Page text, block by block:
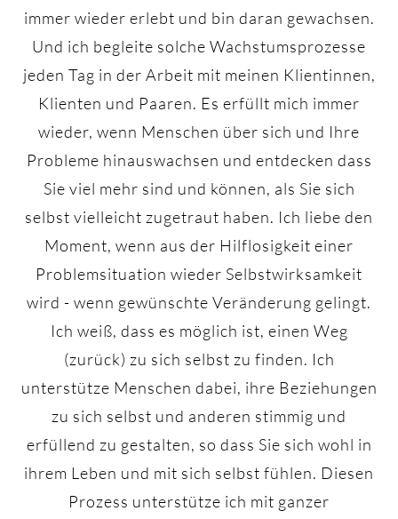
immer wieder erlebt und bin daran gewachsen.
Und ich begleite solche Wachstumsprozesse
jeden Tag in der Arbeit mit meinen Klientinnen,
Klienten und Paaren. Es erfüllt mich immer
wieder, wenn Menschen über sich und Ihre
Probleme hinauswachsen und entdecken dass
Sie viel mehr sind und können, als Sie sich
selbst vielleicht zugetraut haben. Ich liebe den
Moment, wenn aus der Hilflosigkeit einer
Problemsituation wieder Selbstwirksamkeit
wird - wenn gewünschte Veränderung gelingt.
Ich weiß, dass es möglich ist, einen Weg
(zurück) zu sich selbst zu finden. Ich
unterstütze Menschen dabei, ihre Beziehungen
zu sich selbst und anderen stimmig und
erfüllend zu gestalten, so dass Sie sich wohl in
ihrem Leben und mit sich selbst fühlen. Diesen
Prozess unterstütze ich mit ganzer